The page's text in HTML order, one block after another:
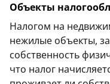
Объекты
Налогом на
нежилые объекты,
собственность
что налог